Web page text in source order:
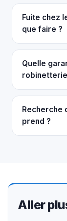
Fuite chez
que faire ?
Quelle
Recherche
prend ?
Aller